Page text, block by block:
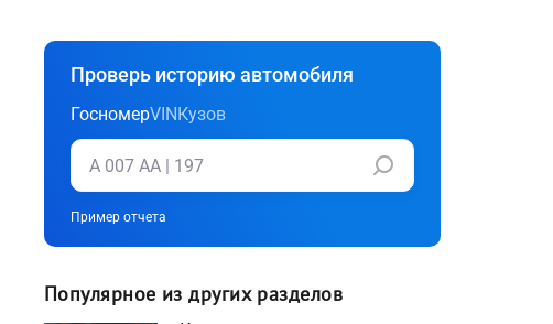
Проверь историю автомобиля
ГосномерVINКузов
Пример отчета
Популярное из других разделов